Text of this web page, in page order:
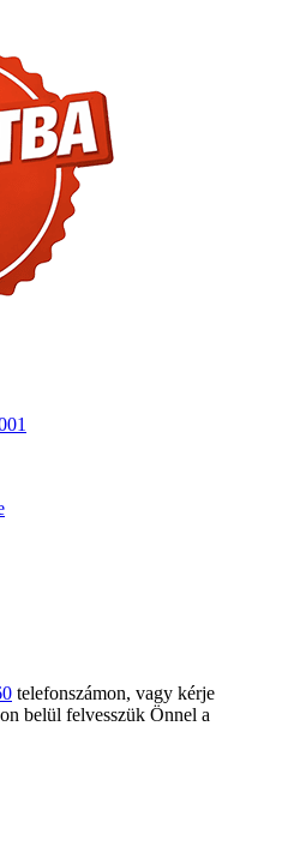
telefonszámon, vagy kérje
belül felvesszük Önnel a